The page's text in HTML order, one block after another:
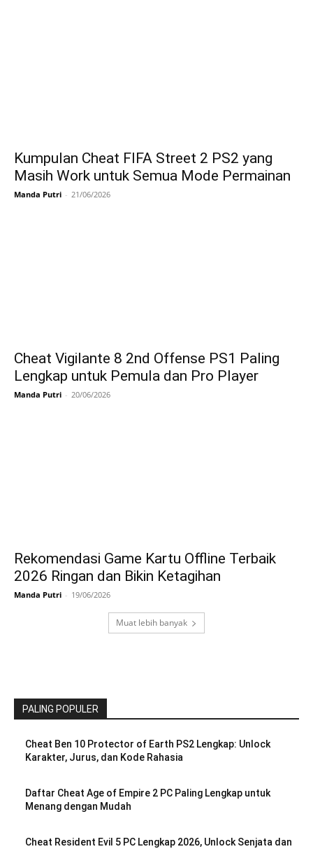
Kumpulan Cheat FIFA Street 2 PS2 yang
Masih Work untuk Semua Mode Permainan
Manda Putri - 21/06/2026
Cheat Vigilante 8 2nd Offense PS1 Paling
Lengkap untuk Pemula dan Pro Player
Manda Putri - 20/06/2026
Rekomendasi Game Kartu Offline Terbaik
2026 Ringan dan Bikin Ketagihan
Manda Putri - 19/06/2026
Muat lebih banyak
PALING POPULER
Cheat Ben 10 Protector of Earth PS2 Lengkap: Unlock
Karakter, Jurus, dan Kode Rahasia
Daftar Cheat Age of Empire 2 PC Paling Lengkap untuk
Menang dengan Mudah
Cheat Resident Evil 5 PC Lengkap 2026, Unlock Senjata dan